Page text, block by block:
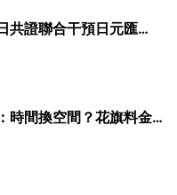
共證聯合干預日元匯
！金價緣何難漲？
時間換空間？花旗料金